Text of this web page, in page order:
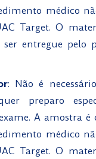
médico
Target. O
ser entregue pelo
: Não é
preparo
A amostra é
médico
Target. O